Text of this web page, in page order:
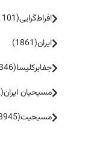
افراط‌گرایی(1101)
ایران(1861)
جفا‌بر‌کلیسا(1346)
مسیحیان ایران(1062)
مسیحیت(3945)